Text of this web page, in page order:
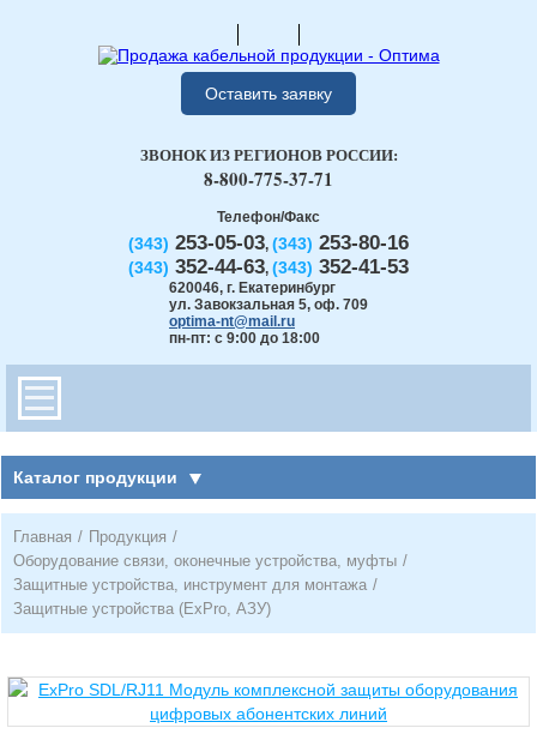
Оставить заявку
Телефон/Факс
(343) 253-05-03, (343) 253-80-16
(343) 352-44-63, (343) 352-41-53
620046, г. Екатеринбург
ул. Завокзальная 5, оф. 709
optima-nt@mail.ru
пн-пт: с 9:00 до 18:00
ЗВОНОК ИЗ РЕГИОНОВ РОССИИ:
8-800-775-37-71
Каталог продукции
Главная / Продукция /
Оборудование связи, оконечные устройства, муфты /
Защитные устройства, инструмент для монтажа /
Защитные устройства (ExPro, АЗУ)